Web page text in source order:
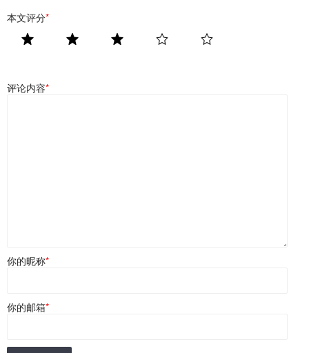
本文评分*
评论内容*
你的昵称*
你的邮箱*